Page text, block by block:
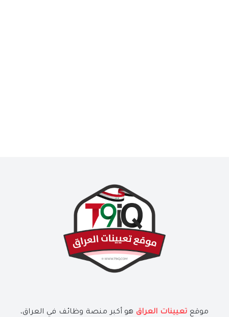
موقع تعيينات العراق هو أكبر منصة وظائف في العراق،